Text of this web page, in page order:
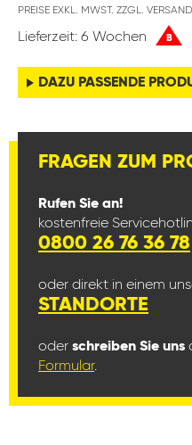
PREISE EXKL. MWST. ZZGL.
Lieferzeit: 6 Wochen B
DAZU PASSENDE
FRAGEN ZUM
Rufen Sie an!
kostenfreie
0800 26 76 36 78
oder direkt in einem
STANDORTE
oder schreiben Sie uns
Formular.